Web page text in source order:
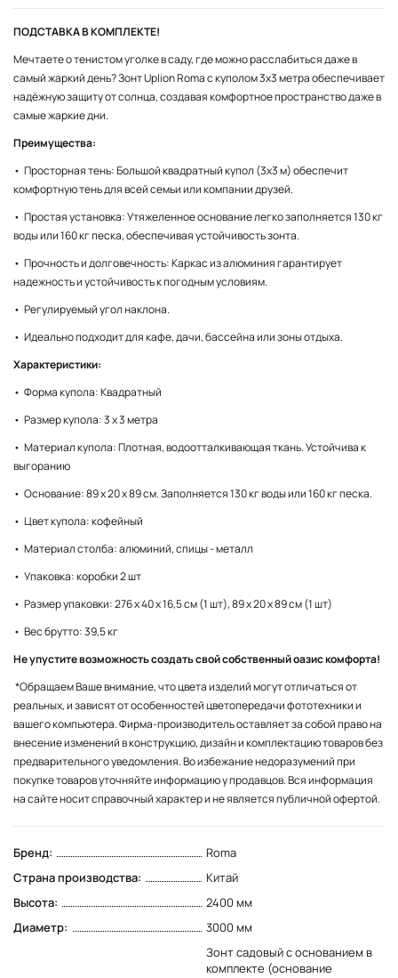
ПОДСТАВКА В КОМПЛЕКТЕ!
Мечтаете о тенистом уголке в саду, где можно расслабиться даже в
самый жаркий день? Зонт Uplion Roma с куполом 3х3 метра обеспечивает
надёжную защиту от солнца, создавая комфортное пространство даже в
самые жаркие дни.
Преимущества:
• Просторная тень: Большой квадратный купол (3x3 м) обеспечит
комфортную тень для всей семьи или компании друзей.
• Простая установка: Утяжеленное основание легко заполняется 130 кг
воды или 160 кг песка, обеспечивая устойчивость зонта.
• Прочность и долговечность: Каркас из алюминия гарантирует
надежность и устойчивость к погодным условиям.
• Регулируемый угол наклона.
• Идеально подходит для кафе, дачи, бассейна или зоны отдыха.
Характеристики:
• Форма купола: Квадратный
• Размер купола: 3 x 3 метра
• Материал купола: Плотная, водоотталкивающая ткань. Устойчива к
выгоранию
• Основание: 89 х 20 х 89 см. Заполняется 130 кг воды или 160 кг песка.
• Цвет купола: кофейный
• Материал столба: алюминий, спицы - металл
• Упаковка: коробки 2 шт
• Размер упаковки: 276 х 40 х 16,5 см (1 шт), 89 х 20 х 89 см (1 шт)
• Вес брутто: 39,5 кг
Не упустите возможность создать свой собственный оазис комфорта!
*Обращаем Ваше внимание, что цвета изделий могут отличаться от
реальных, и зависят от особенностей цветопередачи фототехники и
вашего компьютера. Фирма-производитель оставляет за собой право на
внесение изменений в конструкцию, дизайн и комплектацию товаров без
предварительного уведомления. Во избежание недоразумений при
покупке товаров уточняйте информацию у продавцов. Вся информация
на сайте носит справочный характер и не является публичной офертой.
Бренд:
Roma
Страна производства:
Китай
Высота:
2400 мм
Диаметр:
3000 мм
Зонт садовый с основанием в
комплекте (основание